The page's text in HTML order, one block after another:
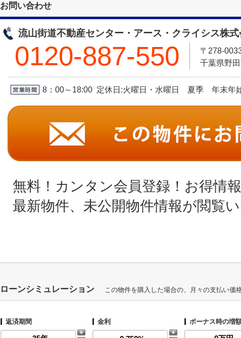
お問い合わせ
流山街道不動産センター・アース・クライシス株
0120-887-550
〒278-
千葉県野
8：00～18:00 定休日:火曜日・水曜日 夏季 年末年
無料！カンタン会員登録！お得情報
最新物件、未公開物件情報が閲覧
ローンシミュレーション この物件を購入した場合の、月々の支払い価
返済期間 金利 ボーナス時の増